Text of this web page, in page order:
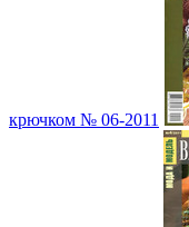
крючком № 06-2011